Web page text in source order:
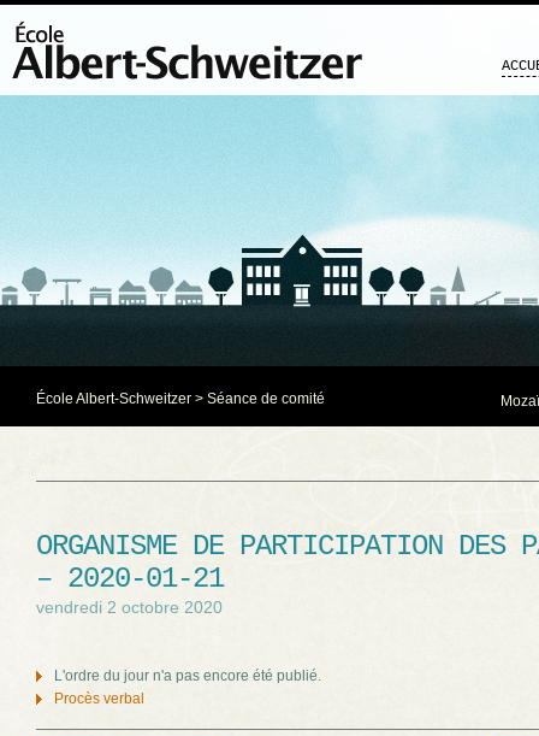
École Albert-Schweitzer > Séance de comité
ORGANISME DE PARTICIPATION DES
– 2020-01-21
vendredi 2 octobre 2020
L'ordre du jour n'a pas encore été publié.
Procès verbal